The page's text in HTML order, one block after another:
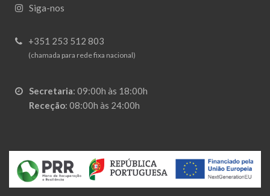
Siga-nos
+351 253 512 803
(chamada para rede fixa nacional)
Secretaria: 09:00h às 18:00h
Receção: 08:00h às 24:00h